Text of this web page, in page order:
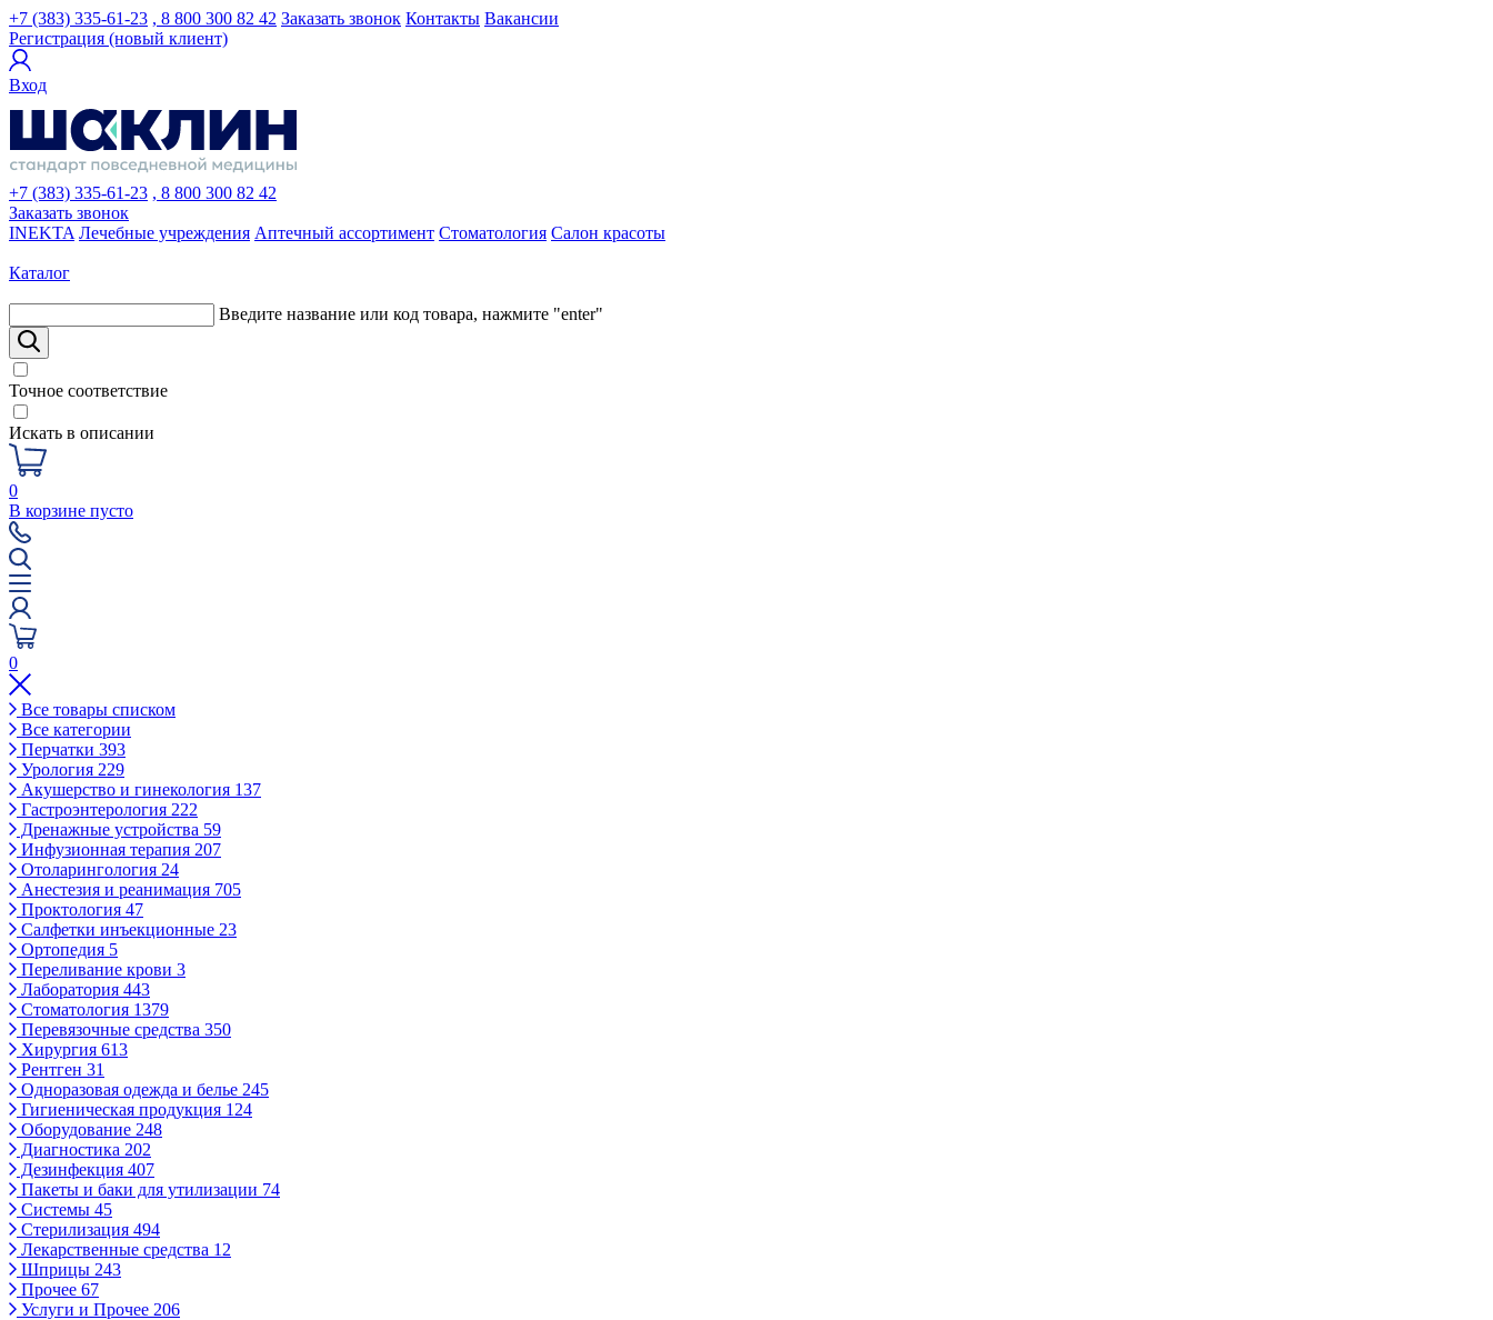
+7 (383) 335-61-23 , 8 800 300 82 42 Заказать звонок Контакты Вакансии
Регистрация (новый клиент)
Вход
+7 (383) 335-61-23 , 8 800 300 82 42
Заказать звонок
INEKTA Лечебные учреждения Аптечный ассортимент Стоматология Салон красоты
Каталог
Введите название или код товара, нажмите "enter"
Точное соответствие
Искать в описании
0
В корзине пусто
0
Все товары списком
Все категории
Перчатки 393
Урология 229
Акушерство и гинекология 137
Гастроэнтерология 222
Дренажные устройства 59
Инфузионная терапия 207
Отоларингология 24
Анестезия и реанимация 705
Проктология 47
Салфетки инъекционные 23
Ортопедия 5
Переливание крови 3
Лаборатория 443
Стоматология 1379
Перевязочные средства 350
Хирургия 613
Рентген 31
Одноразовая одежда и белье 245
Гигиеническая продукция 124
Оборудование 248
Диагностика 202
Дезинфекция 407
Пакеты и баки для утилизации 74
Системы 45
Стерилизация 494
Лекарственные средства 12
Шприцы 243
Прочее 67
Услуги и Прочее 206